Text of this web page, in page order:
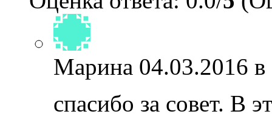
Марина 04.03.2016
спасибо за совет. В